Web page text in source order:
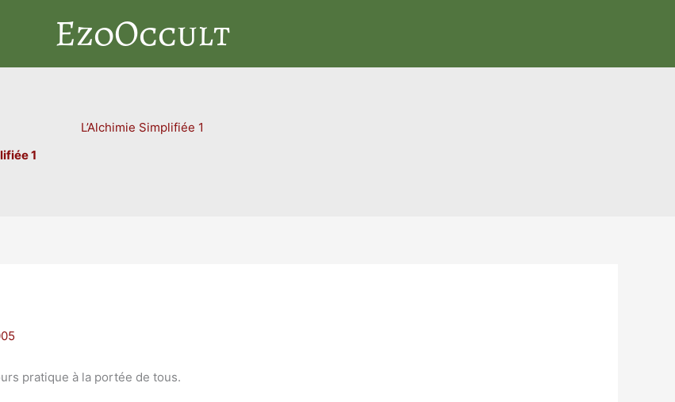
EzoOccult
L’Alchimie Simplifiée 1
1
pratique à la portée de tous.